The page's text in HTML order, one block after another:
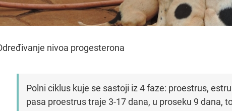
nivoa progesterona
Polni ciklus kuje se sastoji iz 4 faze: proestrus,
pasa proestrus traje 3-17 dana, u proseku 9 dana,